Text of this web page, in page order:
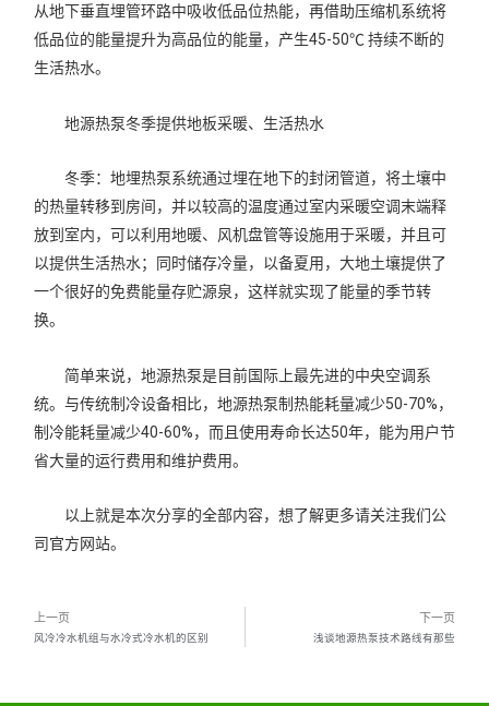
从地下垂直埋管环路中吸收低品位热能，再借助压缩机系统将
低品位的能量提升为高品位的能量，产生45-50℃ 持续不断的
生活热水。
地源热泵冬季提供地板采暖、生活热水
冬季：地埋热泵系统通过埋在地下的封闭管道，将土壤中
的热量转移到房间，并以较高的温度通过室内采暖空调末端释
放到室内，可以利用地暖、风机盘管等设施用于采暖，并且可
以提供生活热水；同时储存冷量，以备夏用，大地土壤提供了
一个很好的免费能量存贮源泉，这样就实现了能量的季节转
换。
简单来说，地源热泵是目前国际上最先进的中央空调系
统。与传统制冷设备相比，地源热泵制热能耗量减少50-70%，
制冷能耗量减少40-60%，而且使用寿命长达50年，能为用户节
省大量的运行费用和维护费用。
以上就是本次分享的全部内容，想了解更多请关注我们公
司官方网站。
上一页
风冷冷水机组与水冷式冷水机的区别
下一页
浅谈地源热泵技术路线有那些